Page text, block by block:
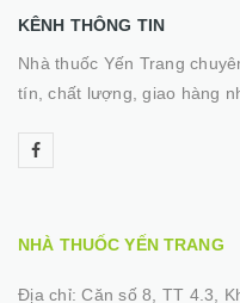
KÊNH THÔNG TIN
Nhà thuốc Yến Trang
tín, chất lượng, giao hàng
NHÀ THUỐC YẾN TRANG
Địa chỉ:Căn số 8, TT 4.3,